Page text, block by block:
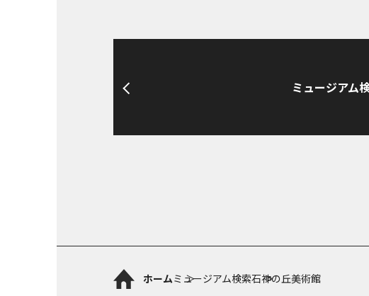
ミュージアム
ホームミュージアム検索石神の丘美術館